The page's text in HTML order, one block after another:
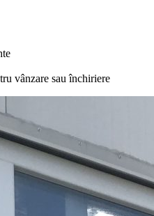
vânzare sau închiriere